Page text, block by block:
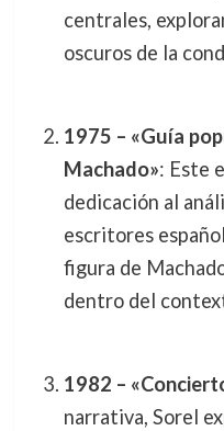
centrales,
oscuros de la
1975 – «Guía
Machado»: Este
dedicación al
escritores
figura de
dentro del
1982 –
narrativa, Sorel